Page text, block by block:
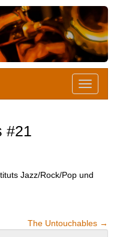
#21
Jazz/Rock/Pop und
The Untouchables →